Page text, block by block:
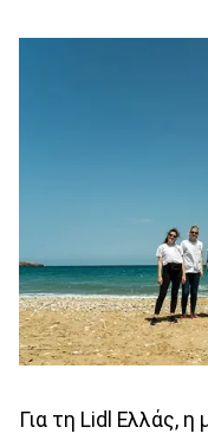
Για τη Lidl Ελλάς,